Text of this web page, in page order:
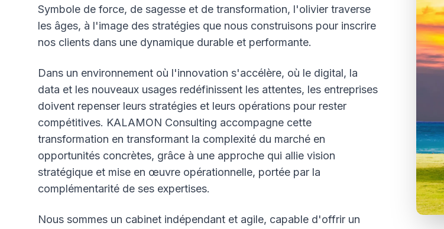
Symbole de force, de sagesse et de transformation, l'olivier traverse
les âges, à l'image des stratégies que nous construisons pour inscrire
nos clients dans une dynamique durable et performante.
Dans un environnement où l'innovation s'accélère, où le digital, la
data et les nouveaux usages redéfinissent les attentes, les entreprises
doivent repenser leurs stratégies et leurs opérations pour rester
compétitives. KALAMON Consulting accompagne cette
transformation en transformant la complexité du marché en
opportunités concrètes, grâce à une approche qui allie vision
stratégique et mise en œuvre opérationnelle, portée par la
complémentarité de ses expertises.
Nous sommes un cabinet indépendant et agile, capable d'offrir un